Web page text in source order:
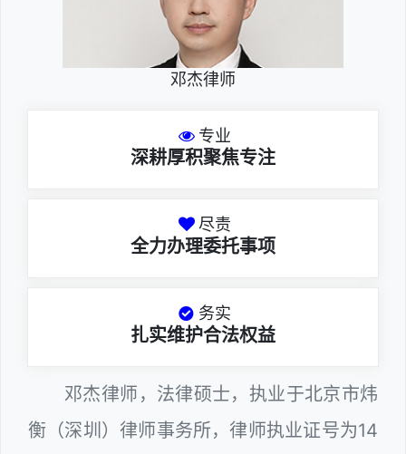
邓杰律师
专业
深耕厚积聚焦专注
尽责
全力办理委托事项
务实
扎实维护合法权益
邓杰律师，法律硕士，执业于北京市炜
衡（深圳）律师事务所，律师执业证号为14